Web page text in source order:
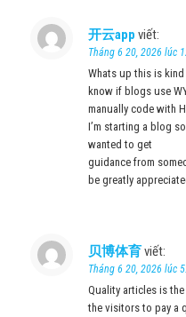
开云app viết:
Tháng 6 20, 2026 lúc
Whats up this is
know if blogs use
manually code with
I’m starting a blog
wanted to get
guidance from
be greatly
贝博体育viết:
Tháng 6 20, 2026 lúc
Quality articles is
the visitors to pay a